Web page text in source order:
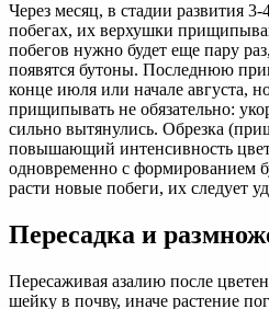
Через месяц, в стадии развития
побегах, их верхушки
побегов нужно будет еще пару
появятся бутоны. Последнюю
конце июля или начале августа,
прищипывать не обязательно:
сильно вытянулись. Обрезка
повышающий интенсивность
одновременно с формированием
расти новые побеги, их следует
Пересадка и
Пересаживая азалию после
шейку в почву, иначе растение